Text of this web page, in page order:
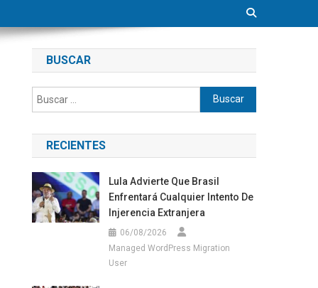
BUSCAR
Buscar:
RECIENTES
Lula Advierte Que Brasil
Enfrentará Cualquier Intento De
Injerencia Extranjera
06/08/2026
Managed WordPress Migration
User